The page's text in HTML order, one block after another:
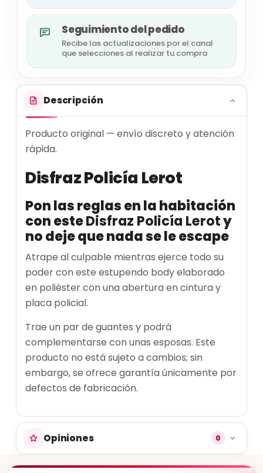
Seguimiento del pedido
Recibe las actualizaciones por el canal
que selecciones al realizar tu compra
Descripción
Producto original — envío discreto y atención
rápida.
Disfraz Policía Lerot
Pon las reglas en la habitación
con esteDisfraz Policía Leroty
no deje que nada se le escape
Atrape al culpable mientras ejerce todo su
poder con este estupendo body elaborado
en poliéster con una abertura en cintura y
placa policial.
Trae un par de guantes y podrá
complementarse con unas esposas. Este
producto no está sujeto a cambios; sin
embargo, se ofrece garantía únicamente por
defectos de fabricación.
Opiniones 0